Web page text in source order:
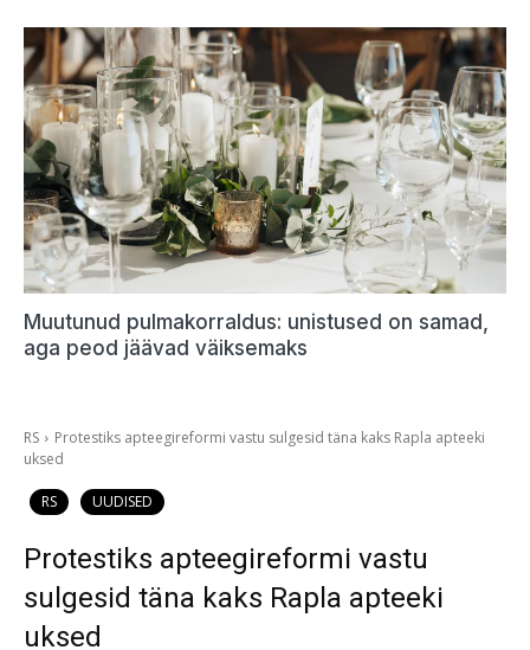
Muutunud pulmakorraldus: unistused on samad,
aga peod jäävad väiksemaks